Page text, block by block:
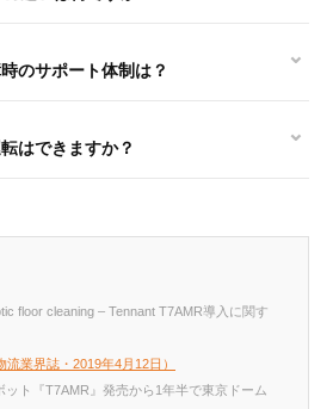
のサポート体制は？
⌄
はできますか？
⌄
floor cleaning – Tennant T7AMR導入に関す
業界誌・2019年4月12日）
ト『T7AMR』発売から1年半で東京ドーム